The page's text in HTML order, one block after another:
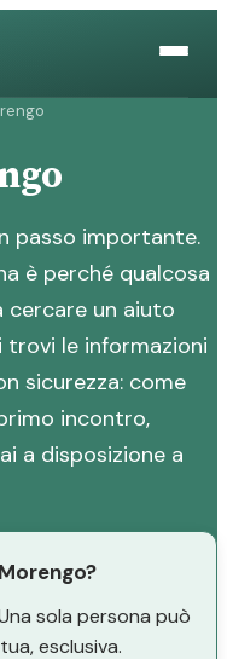
passo importante.
è perché qualcosa
un aiuto
trovi le informazioni
sicurezza: come
incontro,
a disposizione a
sola persona può
esclusiva.